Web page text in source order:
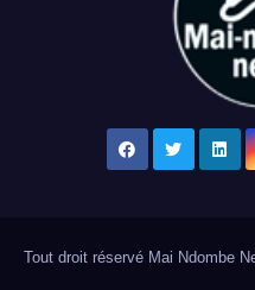
Tout droit réservé Mai Ndombe